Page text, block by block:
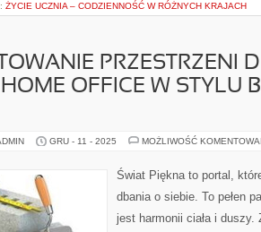
ŻYCIE UCZNIA – CODZIENNOŚĆ W RÓŻNYCH KRAJACH
PRZESTRZENI
OFFICE W STYLU
GRU - 11 - 2025 MOŻLIWOŚĆ
Świat Piękna to portal,
dbania o siebie. To pełen
jest harmonii ciała i